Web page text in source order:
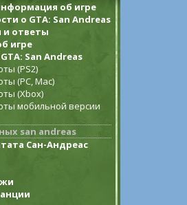
об игре
о GTA: San Andreas
и ответы
игре
San Andreas
(PS2)
(PC, Mac)
(Xbox)
мобильной версии
san andreas
Сан-Андреас